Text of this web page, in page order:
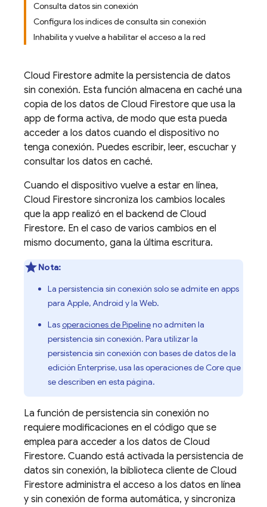
Consulta datos sin conexión
Configura los índices de consulta sin conexión
Inhabilita y vuelve a habilitar el acceso a la red
Cloud Firestore admite la persistencia de datos
sin conexión. Esta función almacena en caché una
copia de los datos de Cloud Firestore que usa la
app de forma activa, de modo que esta pueda
acceder a los datos cuando el dispositivo no
tenga conexión. Puedes escribir, leer, escuchar y
consultar los datos en caché.
Cuando el dispositivo vuelve a estar en línea,
Cloud Firestore sincroniza los cambios locales
que la app realizó en el backend de Cloud
Firestore. En el caso de varios cambios en el
mismo documento, gana la última escritura.
Nota:
La persistencia sin conexión solo se admite en apps
para Apple, Android y la Web.
Lasoperaciones de Pipelineno admiten la
persistencia sin conexión. Para utilizar la
persistencia sin conexión con bases de datos de la
edición Enterprise, usa las operaciones de Core que
se describen en esta página.
La función de persistencia sin conexión no
requiere modificaciones en el código que se
emplea para acceder a los datos de Cloud
Firestore. Cuando está activada la persistencia de
datos sin conexión, la biblioteca cliente de Cloud
Firestore administra el acceso a los datos en línea
y sin conexión de forma automática, y sincroniza